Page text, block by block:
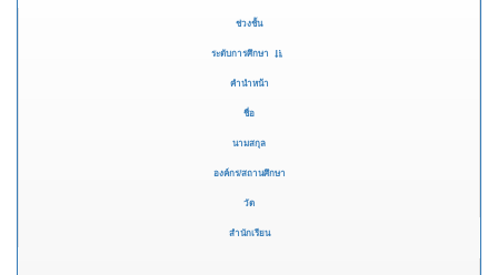
ช่วงชั้น
ระดับการศึกษา
คำนำหน้า
ชื่อ
นามสกุล
องค์กร/สถานศึกษา
วัด
สำนักเรียน